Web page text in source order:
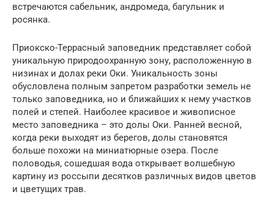
встречаются сабельник, андромеда, багульник и
росянка.
Приокско-Террасный заповедник представляет собой
уникальную природоохранную зону, расположенную в
низинах и долах реки Оки. Уникальность зоны
обусловлена полным запретом разработки земель не
только заповедника, но и ближайших к нему участков
полей и степей. Наиболее красивое и живописное
место заповедника – это долы Оки. Ранней весной,
когда реки выходят из берегов, долы становятся
больше похожи на миниатюрные озера. После
половодья, сошедшая вода открывает волшебную
картину из россыпи десятков различных видов цветов
и цветущих трав.